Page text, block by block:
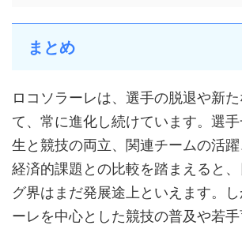
まとめ
ロコソラーレは、選手の脱退や新
て、常に進化し続けています。選
生と競技の両立、関連チームの活
経済的課題との比較を踏まえると
グ界はまだ発展途上といえます。
ーレを中心とした競技の普及や若